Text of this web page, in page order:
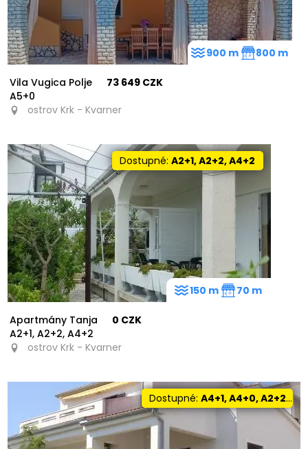
Vila Vugica Polje
A5+0
73 649 CZK
ostrov Krk - Kvarner
900 m 800 m
Dostupné: A2+1, A2+2, A4+2
Apartmány Tanja
A2+1, A2+2, A4+2
0 CZK
ostrov Krk - Kvarner
150 m 70 m
Dostupné:A4+1, A4+0, A2+2, A2+1